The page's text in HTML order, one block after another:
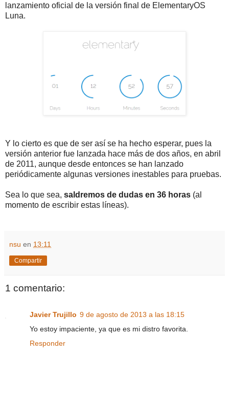
lanzamiento oficial de la versión final de ElementaryOS
Luna.
Y lo cierto es que de ser así se ha hecho esperar, pues la
versión anterior fue lanzada hace más de dos años, en abril
de 2011, aunque desde entonces se han lanzado
periódicamente algunas versiones inestables para pruebas.
Sea lo que sea, saldremos de dudas en 36 horas (al
momento de escribir estas líneas).
nsu en 13:11
Compartir
1 comentario:
Javier Trujillo 9 de agosto de 2013 a las 18:15
Yo estoy impaciente, ya que es mi distro favorita.
Responder